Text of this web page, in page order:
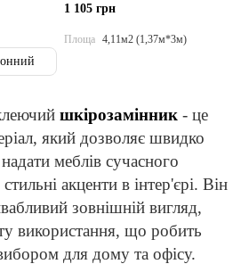
00001415
1 105 грн
Площа 4,11м2 (1,37м*3м)
шкірозамінник - це
який дозволяє швидко
меблів сучасного
акценти в інтер'єрі. Він
зовнішній вигляд,
використання, що робить
для дому та офісу.